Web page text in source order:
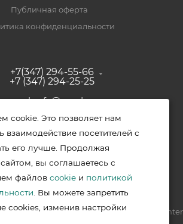
Публичная оферта
конфиденциальности
+7(347) 294-55-66
+7 (347) 294-25-25
upak-ufa@yandex.ru
район, с. Зубово, ул.
Полевая, д. 44/2, к. 2
- упаковочная продукция от ведущих
производителей в Уфе
Разработка —
VIS.center
cookie. Это позволяет нам
взаимодействие посетителей с
его лучше. Продолжая
вы соглашаетесь с
файловcookie и политикой
. Вы можете запретить
cookies, изменив настройки